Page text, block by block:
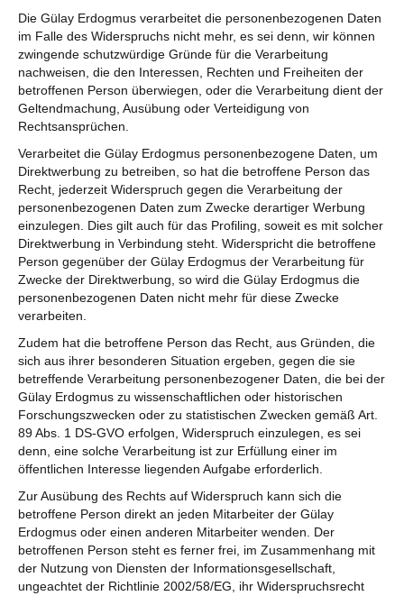
Die Gülay Erdogmus verarbeitet die personenbezogenen Daten
im Falle des Widerspruchs nicht mehr, es sei denn, wir können
zwingende schutzwürdige Gründe für die Verarbeitung
nachweisen, die den Interessen, Rechten und Freiheiten der
betroffenen Person überwiegen, oder die Verarbeitung dient der
Geltendmachung, Ausübung oder Verteidigung von
Rechtsansprüchen.
Verarbeitet die Gülay Erdogmus personenbezogene Daten, um
Direktwerbung zu betreiben, so hat die betroffene Person das
Recht, jederzeit Widerspruch gegen die Verarbeitung der
personenbezogenen Daten zum Zwecke derartiger Werbung
einzulegen. Dies gilt auch für das Profiling, soweit es mit solcher
Direktwerbung in Verbindung steht. Widerspricht die betroffene
Person gegenüber der Gülay Erdogmus der Verarbeitung für
Zwecke der Direktwerbung, so wird die Gülay Erdogmus die
personenbezogenen Daten nicht mehr für diese Zwecke
verarbeiten.
Zudem hat die betroffene Person das Recht, aus Gründen, die
sich aus ihrer besonderen Situation ergeben, gegen die sie
betreffende Verarbeitung personenbezogener Daten, die bei der
Gülay Erdogmus zu wissenschaftlichen oder historischen
Forschungszwecken oder zu statistischen Zwecken gemäß Art.
89 Abs. 1 DS-GVO erfolgen, Widerspruch einzulegen, es sei
denn, eine solche Verarbeitung ist zur Erfüllung einer im
öffentlichen Interesse liegenden Aufgabe erforderlich.
Zur Ausübung des Rechts auf Widerspruch kann sich die
betroffene Person direkt an jeden Mitarbeiter der Gülay
Erdogmus oder einen anderen Mitarbeiter wenden. Der
betroffenen Person steht es ferner frei, im Zusammenhang mit
der Nutzung von Diensten der Informationsgesellschaft,
ungeachtet der Richtlinie 2002/58/EG, ihr Widerspruchsrecht